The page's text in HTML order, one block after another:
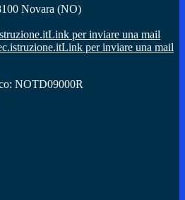
Novara (NO)
Link per inviare una mail
Link per inviare una mail
NOTD09000R